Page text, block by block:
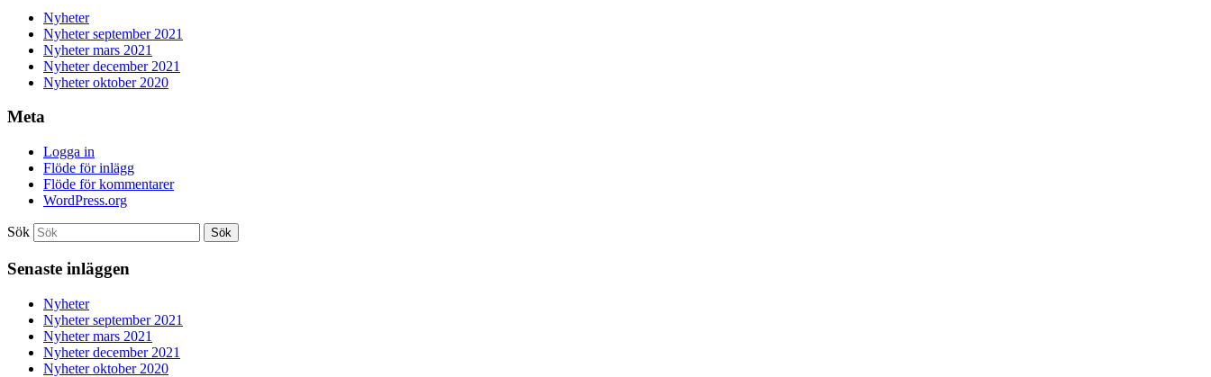
Nyheter
Nyheter september 2021
Nyheter mars 2021
Nyheter december 2021
Nyheter oktober 2020
Meta
Logga in
Flöde för inlägg
Flöde för kommentarer
WordPress.org
Sök
Senaste inläggen
Nyheter
Nyheter september 2021
Nyheter mars 2021
Nyheter december 2021
Nyheter oktober 2020